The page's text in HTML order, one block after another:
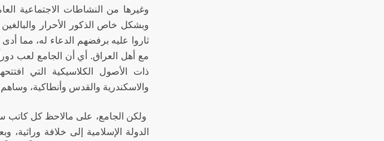
وغيرها من النشاطات الاجتماعية
وبشكل خاص الذكور الأحرار
ثاروا عليه برفضهم الدعاء له، مما
مع أهل العراق. أي أن الجامع لعب
ذات الأصول الكلاسيكية التي
والاسكندرية والقدس وأنطاكية،
ولكن الجامع، على مالاحظ كل كاتب
الدولة الإسلامية إلى خلافة